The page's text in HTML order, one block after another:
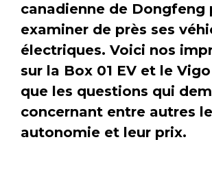
canadienne de Dongfeng
examiner de près ses
électriques. Voici nos
sur la Box 01 EV et le
que les questions qui
concernant entre autres
autonomie et leur prix.